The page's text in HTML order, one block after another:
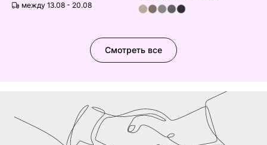
между 13.08 - 20.08
Смотреть все